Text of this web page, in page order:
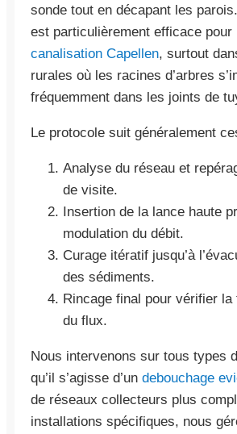
sonde tout en décapant les
est particulièrement efficace pour
canalisation Capellen, surtout
rurales où les racines d’arbres
fréquemment dans les joints de
Le protocole suit généralement
Analyse du réseau et
de visite.
Insertion de la lance haute
modulation du débit.
Curage itératif jusqu’à
des sédiments.
Rincage final pour vérifier la
du flux.
Nous intervenons sur tous types
qu’il s’agisse d’un debouchage
de réseaux collecteurs plus
installations spécifiques, nous